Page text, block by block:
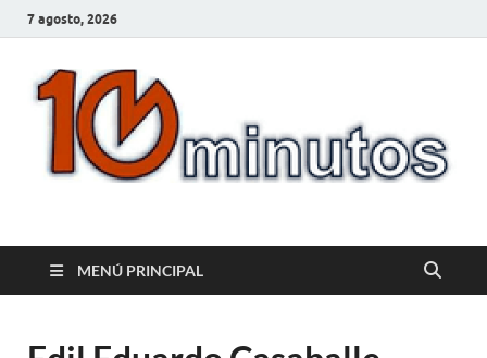
7 agosto, 2026
10minutos.com.uy
MENÚ PRINCIPAL